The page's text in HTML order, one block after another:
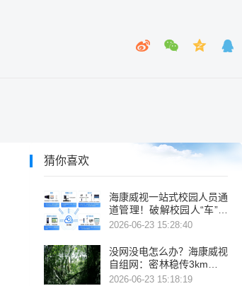
猜你喜欢
海康威视一站式校园人员通
道管理！破解校园人“车”通
行管理痛点
2026-06-23 15:28:40
没网没电怎么办？海康威视
自组网：密林稳传3km，整
机功耗仅6W
2026-06-23 15:18:19